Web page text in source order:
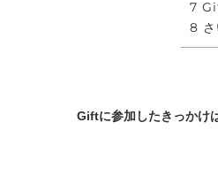
7
8 さ
Giftに参加したきっかけ